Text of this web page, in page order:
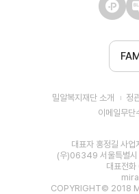
밀알복지재단 소개 정
이메일무단
대표자 홍정길 사
(우)06349 서울특별시
대표전
COPYRIGHT© 2018